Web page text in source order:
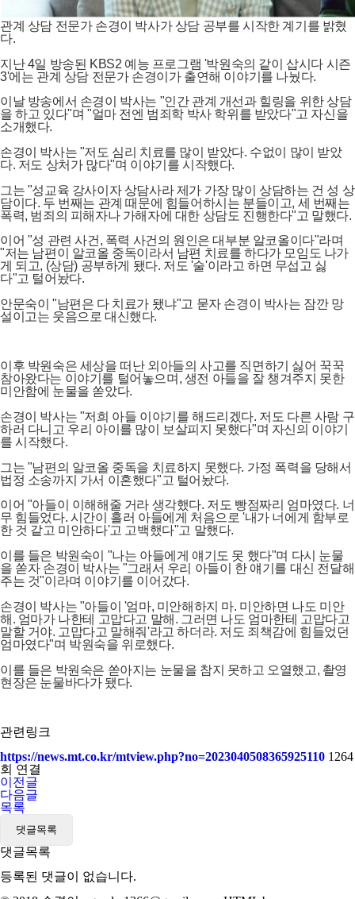
관계 상담 전문가 손경이 박사가 상담 공부를 시작한 계기를 밝혔
다.
지난 4일 방송된 KBS2 예능 프로그램 '박원숙의 같이 삽시다 시즌
3'에는 관계 상담 전문가 손경이가 출연해 이야기를 나눴다.
이날 방송에서 손경이 박사는 "인간 관계 개선과 힐링을 위한 상담
을 하고 있다"며 "얼마 전엔 범죄학 박사 학위를 받았다"고 자신을
소개했다.
손경이 박사는 "저도 심리 치료를 많이 받았다. 수없이 많이 받았
다. 저도 상처가 많다"며 이야기를 시작했다.
그는 "성교육 강사이자 상담사라 제가 가장 많이 상담하는 건 성 상
담이다. 두 번째는 관계 때문에 힘들어하시는 분들이고, 세 번째는
폭력, 범죄의 피해자나 가해자에 대한 상담도 진행한다"고 말했다.
이어 "성 관련 사건, 폭력 사건의 원인은 대부분 알코올이다"라며
"저는 남편이 알코올 중독이라서 남편 치료를 하다가 모임도 나가
게 되고, (상담) 공부하게 됐다. 저도 '술'이라고 하면 무섭고 싫
다"고 털어놨다.
안문숙이 "남편은 다 치료가 됐냐"고 묻자 손경이 박사는 잠깐 망
설이고는 웃음으로 대신했다.
이후 박원숙은 세상을 떠난 외아들의 사고를 직면하기 싫어 꾹꾹
참아왔다는 이야기를 털어놓으며, 생전 아들을 잘 챙겨주지 못한
미안함에 눈물을 쏟았다.
손경이 박사는 "저희 아들 이야기를 해드리겠다. 저도 다른 사람 구
하러 다니고 우리 아이를 많이 보살피지 못했다"며 자신의 이야기
를 시작했다.
그는 "남편의 알코올 중독을 치료하지 못했다. 가정 폭력을 당해서
법정 소송까지 가서 이혼했다"고 털어놨다.
이어 "아들이 이해해줄 거라 생각했다. 저도 빵점짜리 엄마였다. 너
무 힘들었다. 시간이 흘러 아들에게 처음으로 '내가 너에게 함부로
한 것 같고 미안하다'고 고백했다"고 말했다.
이를 들은 박원숙이 "나는 아들에게 얘기도 못 했다"며 다시 눈물
을 쏟자 손경이 박사는 "그래서 우리 아들이 한 얘기를 대신 전달해
주는 것"이라며 이야기를 이어갔다.
손경이 박사는 "아들이 '엄마, 미안해하지 마. 미안하면 나도 미안
해. 엄마가 나한테 고맙다고 말해. 그러면 나도 엄마한테 고맙다고
말할 거야. 고맙다고 말해줘'라고 하더라. 저도 죄책감에 힘들었던
엄마였다"며 박원숙을 위로했다.
이를 들은 박원숙은 쏟아지는 눈물을 참지 못하고 오열했고, 촬영
현장은 눈물바다가 됐다.
관련링크
https://news.mt.co.kr/mtview.php?no=2023040508365925110 1264
회 연결
이전글
다음글
목록
댓글목록
댓글목록
등록된 댓글이 없습니다.